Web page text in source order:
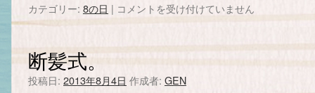
カテゴリー: 8の日 | ８
す。
コメントを受け付けていません
断髪式。
投稿日: 2013年8月4日 作成者: GEN